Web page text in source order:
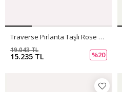
Traverse Pırlanta Taşlı Rose Altın Tek Küpe
15.235 TL
19.043 TL
%20